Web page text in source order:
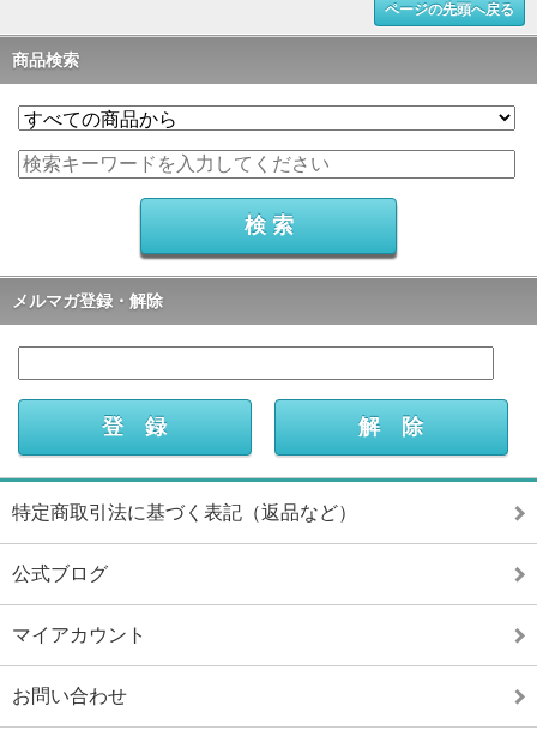
ページの先頭へ戻る
商品検索
メルマガ登録・解除
特定商取引法に基づく表記（返品など）
公式ブログ
マイアカウント
お問い合わせ